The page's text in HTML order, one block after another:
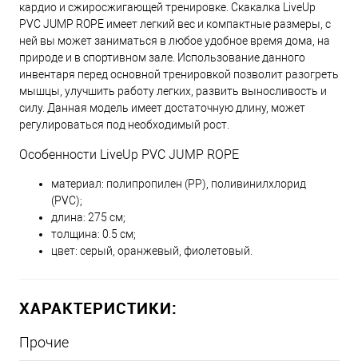
кардио и сжиросжигающей тренировке. Скакалка LiveUp
PVC JUMP ROPE имеет легкий вес и компактные размеры, с
ней вы может заниматься в любое удобное время дома, на
природе и в спортивном зале. Использование данного
инвентаря перед основной тренировкой позволит разогреть
мышцы, улучшить работу легких, развить выносливость и
силу. Данная модель имеет достаточную длину, может
регулироваться под необходимый рост.
Особенности LiveUp PVC JUMP ROPE
материал: полипропилен (PP), поливинилхлорид
(PVC);
длина: 275 см;
толщина: 0.5 см;
цвет: серый, оранжевый, фиолетовый.
ХАРАКТЕРИСТИКИ:
Прочие